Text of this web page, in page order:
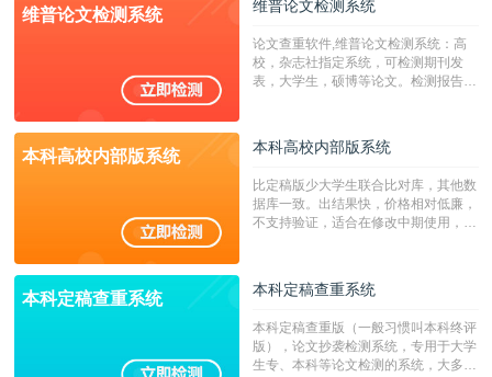
广，数据来源真实，检测算法合理!本
字符数30万）
维普论文检测系统 维普论文检测系统
论文查重软件,维普论文检测系统：高
校，杂志社指定系统，可检测期刊发
表，大学生，硕博等论文。检测报告支
本科高校内部版系统 本科高校内部版系统
比定稿版少大学生联合比对库，其他数
据库一致。出结果快，价格相对低廉，
不支持验证，适合在修改中期使用，定
本科定稿查重系统 本科定稿查重系统
本科定稿查重版（一般习惯叫本科终评
版），论文抄袭检测系统，专用于大学
生专、本科等论文检测的系统，大多数